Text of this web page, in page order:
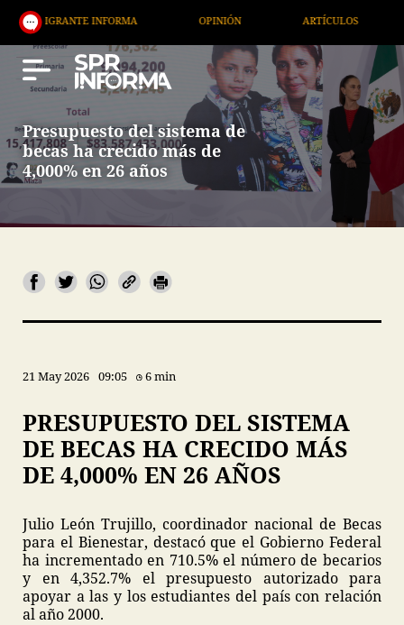
OPINIÓN ARTÍCULOS ARTE /
Presupuesto del sistema de
becas ha crecido más de
4,000% en 26 años
21 May 2026 09:05 6 min
PRESUPUESTO DEL SISTEMA
DE BECAS HA CRECIDO MÁS
DE 4,000% EN 26 AÑOS
Julio León Trujillo, coordinador nacional de Becas
para el Bienestar, destacó que el Gobierno Federal
ha incrementado en 710.5% el número de becarios
y en 4,352.7% el presupuesto autorizado para
apoyar a las y los estudiantes del país con relación
al año 2000.